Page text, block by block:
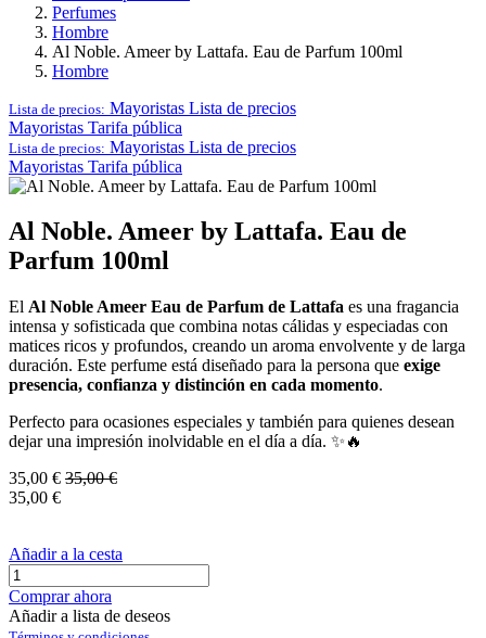
Perfumes
Hombre
Al Noble. Ameer by Lattafa. Eau de Parfum 100ml
Hombre
Lista de precios: Mayoristas Lista de precios
Mayoristas Tarifa pública
Lista de precios: Mayoristas Lista de precios
Mayoristas Tarifa pública
Al Noble. Ameer by Lattafa. Eau de
Parfum 100ml
El Al Noble Ameer Eau de Parfum de Lattafa es una fragancia
intensa y sofisticada que combina notas cálidas y especiadas con
matices ricos y profundos, creando un aroma envolvente y de larga
duración. Este perfume está diseñado para la persona que exige
presencia, confianza y distinción en cada momento.
Perfecto para ocasiones especiales y también para quienes desean
dejar una impresión inolvidable en el día a día. ✨🔥
35,00 € 35,00€
35,00 €
Añadir a la cesta
Comprar ahora
Añadir a lista de deseos